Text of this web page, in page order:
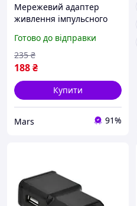
Мережевий адаптер
живлення імпульсного
5.5 2.5 довжина 12м q50
white
Готово до відправки
188₴
235 ₴
Купити
Mars 91%